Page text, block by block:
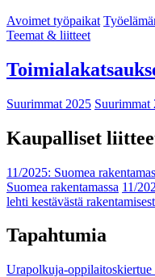
Avoimet työpaikat
Teemat & liitteet
Suurimmat 2025 Suurimmat
Kaupalliset
11/2025: Suomea
Suomea rakentamassa 11/
lehti kestävästä
Tapahtumia
Urapolkuja-oppilaitoskiertue